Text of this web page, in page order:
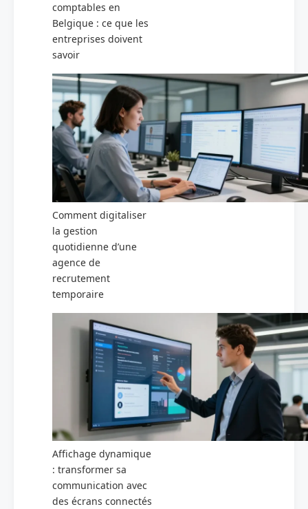
comptables en
Belgique : ce que les
entreprises doivent
savoir
Comment digitaliser
la gestion
quotidienne d’une
agence de
recrutement
temporaire
Affichage dynamique
: transformer sa
communication avec
des écrans connectés